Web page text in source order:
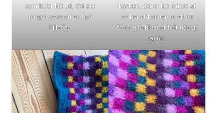
som buler lidt ud, det ser
meget være ud end på
billedet.
hanken, det er lidt lettere at
se her at bunden er alt for
stor og hanken er helt ude af
facon.